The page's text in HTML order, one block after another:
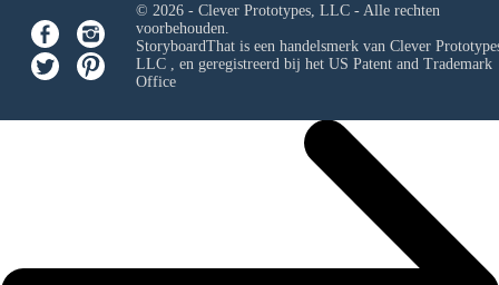
© 2026 - Clever Prototypes, LLC - Alle rechten
voorbehouden.
StoryboardThat is een handelsmerk van Clever
LLC, en geregistreerd bij het US Patent and Trademark
Office